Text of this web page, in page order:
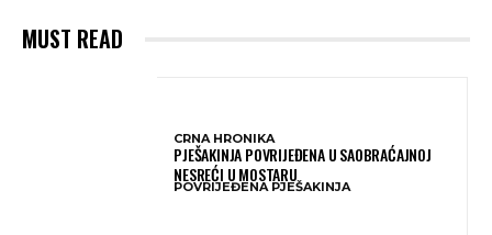
MUST READ
CRNA HRONIKA
PJEŠAKINJA POVRIJEĐENA U SAOBRAĆAJNOJ
NESREĆI U MOSTARU
POVRIJEĐENA PJEŠAKINJA